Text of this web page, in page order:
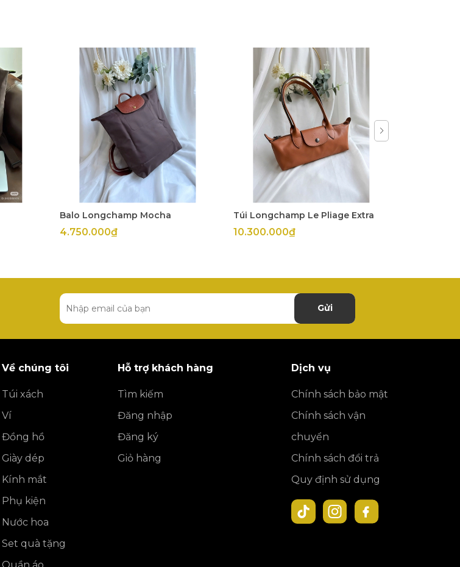
Balo Longchamp Mocha
4.750.000₫
Túi Longchamp Le Pliage Extra
10.300.000₫
Gửi
Về chúng tôi
Túi xách
Ví
Đồng hồ
Giày dép
Kính mắt
Phụ kiện
Nước hoa
Set quà tặng
Quần áo
Hỗ trợ khách hàng
Tìm kiếm
Đăng nhập
Đăng ký
Giỏ hàng
Dịch vụ
Chính sách bảo mật
Chính sách vận
chuyển
Chính sách đổi trả
Quy định sử dụng